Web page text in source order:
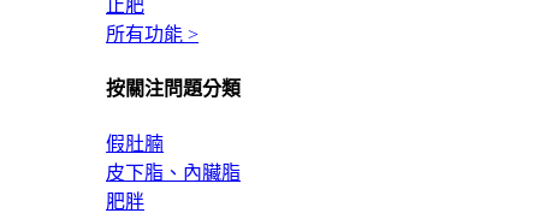
止肥
所有功能 >
按關注問題分類
假肚腩
皮下脂、內臟脂
肥胖